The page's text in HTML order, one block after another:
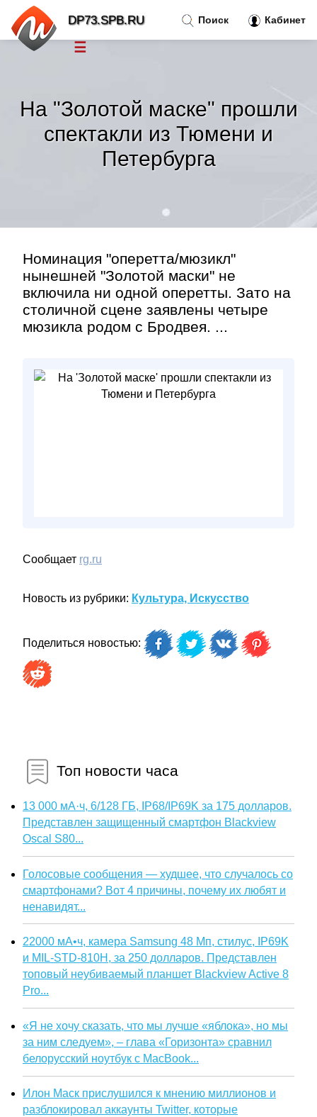
На "Золотой маске" прошли
спектакли из Тюмени и
Петербурга
Номинация "оперетта/мюзикл"
нынешней "Золотой маски" не
включила ни одной оперетты. Зато на
столичной сцене заявлены четыре
мюзикла родом с Бродвея. ...
Сообщает rg.ru
Новость из рубрики: Культура, Искусство
Поделиться новостью:
Топ новости часа
13 000 мА·ч, 6/128 ГБ, IP68/IP69K за 175 долларов.
Представлен защищенный смартфон Blackview
Oscal S80...
Голосовые сообщения — худшее, что случалось со
смартфонами? Вот 4 причины, почему их любят и
ненавидят...
22000 мА•ч, камера Samsung 48 Мп, стилус, IP69K
и MIL-STD-810H, за 250 долларов. Представлен
топовый неубиваемый планшет Blackview Active 8
Pro...
«Я не хочу сказать, что мы лучше «яблока», но мы
за ним следуем», – глава «Горизонта» сравнил
белорусский ноутбук с MacBook...
Илон Маск прислушился к мнению миллионов и
разблокировал аккаунты Twitter, которые
Поиск Кабинет
DP73.SPB.RU
☰
Тренды новостей»